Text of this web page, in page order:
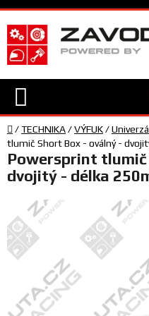
Přejít
na
obsah
TECHNIKA
VYBAVENÍ
JEZDEC
TÝM
SERVIS
Domů
/TECHNIKA/VÝFUK/
tlumič Short Box - oválný -
Powersprint
dvojitý - délka